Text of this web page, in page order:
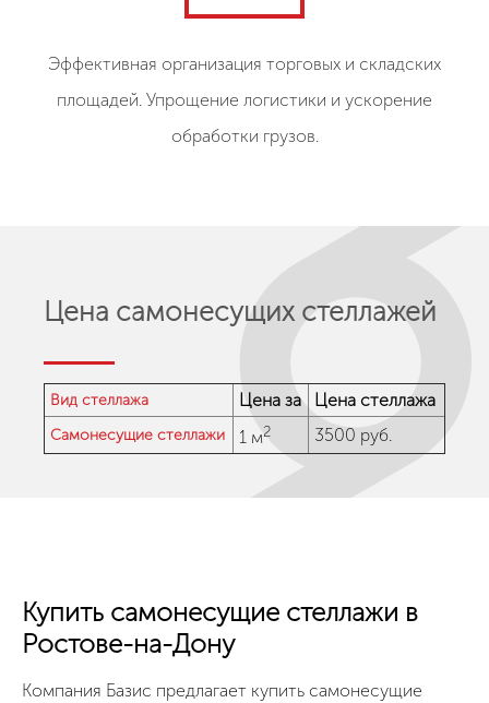
Эффективная организация торговых и складских
площадей. Упрощение логистики и ускорение
обработки грузов.
Цена самонесущих стеллажей
Вид стеллажа Цена за Цена стеллажа
Самонесущие стеллажи 1 м2 3500 руб.
Купить самонесущие стеллажи в
Ростове-на-Дону
Компания Базис предлагает купить самонесущие